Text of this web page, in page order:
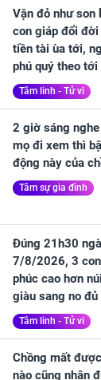
Vận đỏ như
con giáp đổi đời
tiền tài ùa tới,
phú quý theo tới
Tâm linh - Tử vi
2 giờ sáng
mọ đi xem thì
động này của
Tâm sự gia đình
Đúng 21h30
7/8/2026, 3
phúc cao hơn
giàu sang no đủ
Tâm linh - Tử vi
Chồng mất
nào cũng nhận